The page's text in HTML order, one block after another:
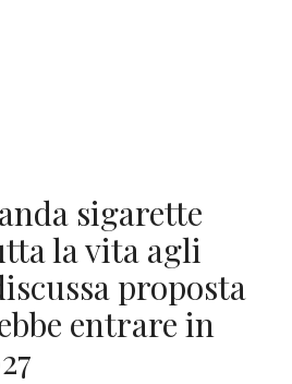
sigarette
la vita agli
proposta
entrare in